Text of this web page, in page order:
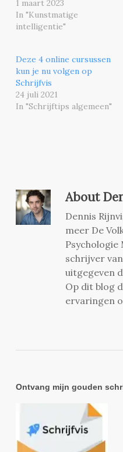
1 maart 2023
In "Kunstmatige
intelligentie"
Deze 4 online cursussen
kun je nu volgen op
Schrijfvis
24 juli 2021
In "Schrijftips algemeen"
About
Dennis
meer De
Psychologie
schrijver
uitgegeven
Op dit blog
ervaringen
Ontvang mijn gouden